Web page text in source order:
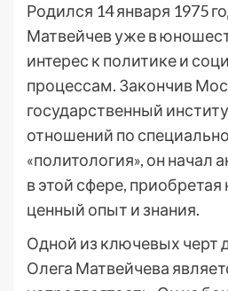
Родился 14 января 1975
Матвейчев уже в
интерес к политике и
процессам. Закончив
государственный
отношений по
«политология», он начал
в этой сфере, приобретая
ценный опыт и знания.
Одной из ключевых черт
Олега Матвейчева